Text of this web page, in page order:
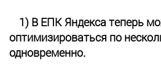
1) В ЕПК Яндекса теперь
оптимизироваться по
одновременно.